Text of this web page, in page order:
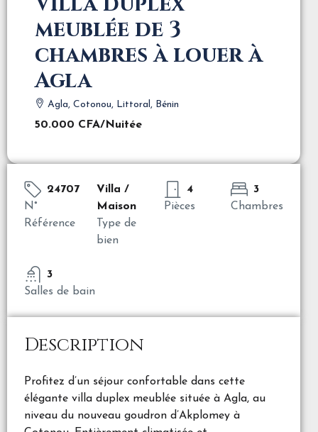
meublée de 3
chambres à louer à
Agla
Agla, Cotonou, Littoral, Bénin
50.000 CFA/Nuitée
24707
N°
Référence
Villa /
Maison
Type de
bien
4
Pièces
3
Chambres
3
Salles de bain
Description
Profitez d’un séjour confortable dans cette
élégante villa duplex meublée située à Agla, au
niveau du nouveau goudron d’Akplomey à